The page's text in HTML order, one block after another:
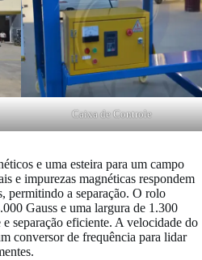
Caixa de Controle
e uma esteira para um campo
e impurezas magnéticas respondem
permitindo a separação. O rolo
Gauss e uma largura de 1.300
separação eficiente. A velocidade do
conversor de frequência para lidar